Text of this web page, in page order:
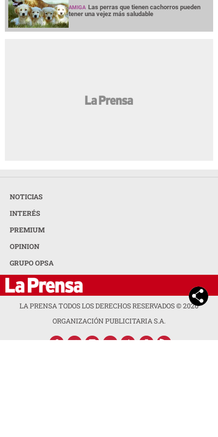
AMIGA Las perras que tienen cachorros pueden
tener una vejez más saludable
NOTICIAS
INTERÉS
PREMIUM
OPINION
GRUPO OPSA
LA PRENSA TODOS LOS DERECHOS RESERVADOS ©2026
ORGANIZACIÓN PUBLICITARIA S.A.